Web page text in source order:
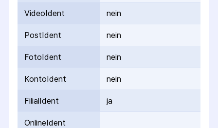
VideoIdent nein
PostIdent nein
FotoIdent nein
KontoIdent nein
FilialIdent ja
OnlineIdent